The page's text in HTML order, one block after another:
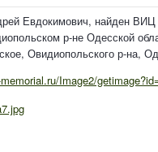
Евдокимович, найден
р-не Одесской
Овидиопольского р-на,
Image2/